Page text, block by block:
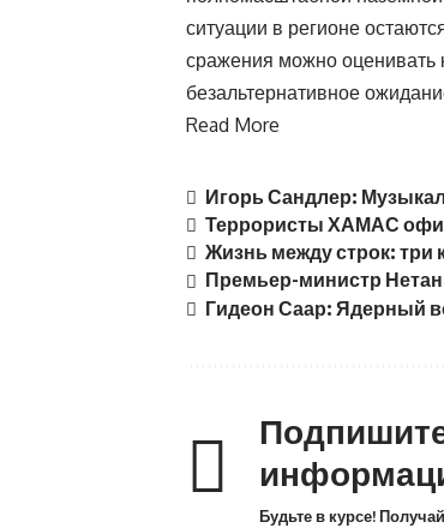
ситуации в регионе
сражения можно оценивать
безальтернативное
Read More
Игорь Сандлер:
Террористы ХАМАС
Жизнь между строк: три
Премьер-министр
Гидеон Саар: Ядерный
Будьте в курсе!